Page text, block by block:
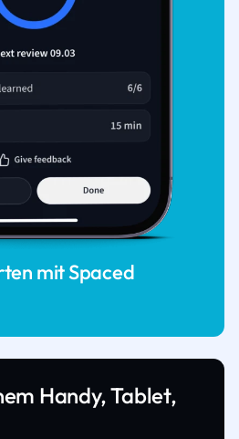
mit Spaced
Handy, Tablet,